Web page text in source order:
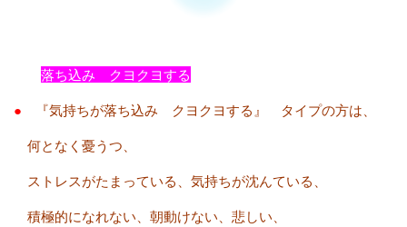
落ち込み クヨクヨする
● 『気持ちが落ち込み クヨクヨする』 タイプの方は、
何となく憂うつ、
ストレスがたまっている、気持ちが沈んている、
積極的になれない、朝動けない、悲しい、